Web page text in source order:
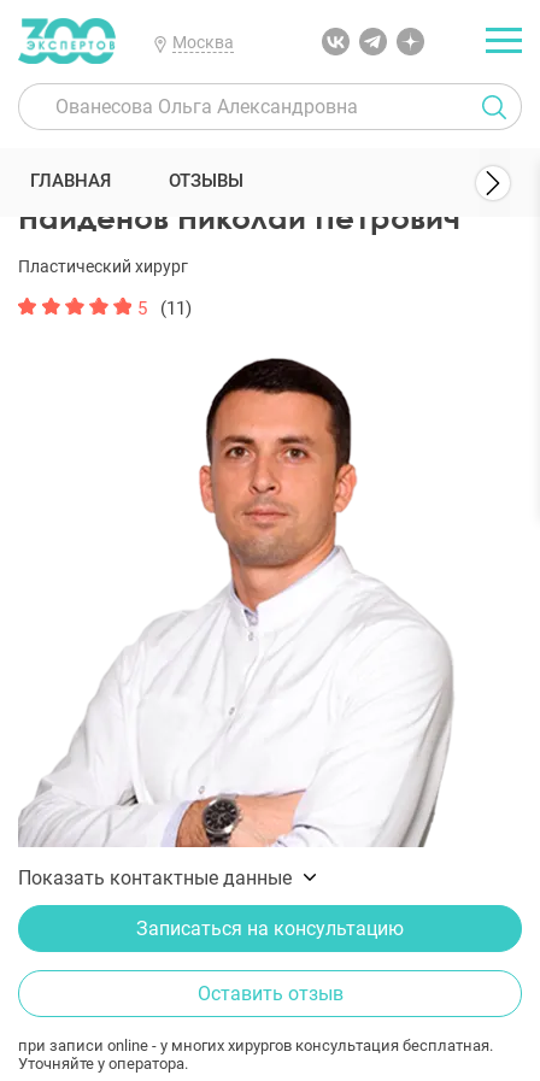
Москва
300 Экспертов Пластические хирурги Найденов Николай
Найденов Николай Петрович
Пластический хирург
5 (11)
Показать контактные данные
Записаться на консультацию
Оставить отзыв
при записи online - у многих хирургов консультация бесплатная.
Уточняйте у оператора.
ГЛАВНАЯ ОТЗЫВЫ